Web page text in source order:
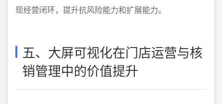
现经营闭环，提升抗风险能力和扩展能力。
五、大屏可视化在门店运营与核
销管理中的价值提升